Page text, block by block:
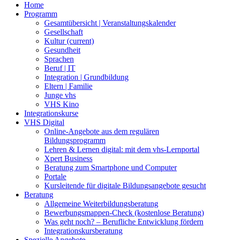
Home
Programm
Gesamtübersicht | Veranstaltungskalender
Gesellschaft
Kultur(current)
Gesundheit
Sprachen
Beruf | IT
Integration | Grundbildung
Eltern | Familie
Junge vhs
VHS Kino
Integrationskurse
VHS Digital
Online-Angebote aus dem regulären
Bildungsprogramm
Lehren & Lernen digital: mit dem vhs-Lernportal
Xpert Business
Beratung zum Smartphone und Computer
Portale
Kursleitende für digitale Bildungsangebote gesucht
Beratung
Allgemeine Weiterbildungsberatung
Bewerbungsmappen-Check (kostenlose Beratung)
Was geht noch? – Berufliche Entwicklung fördern
Integrationskursberatung